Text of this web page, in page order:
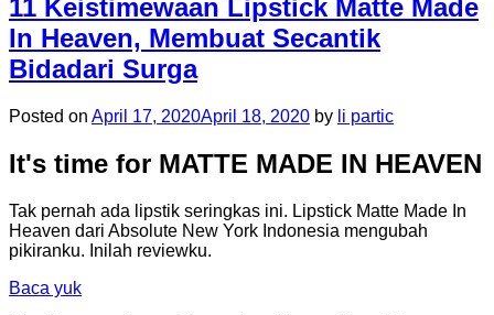
11 Keistimewaan Lipstick Matte Made
In Heaven, Membuat Secantik
Bidadari Surga
Posted on April 17, 2020April 18, 2020 by li partic
It's time for MATTE MADE IN HEAVEN
Tak pernah ada lipstik seringkas ini. Lipstick Matte Made In
Heaven dari Absolute New York Indonesia mengubah
pikiranku. Inilah reviewku.
Baca yuk